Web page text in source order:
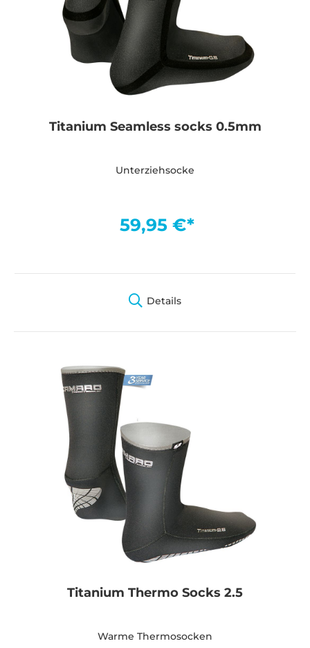
Titanium Seamless socks 0.5mm
Unterziehsocke
59,95 €*
Details
Titanium Thermo Socks 2.5
Warme Thermosocken